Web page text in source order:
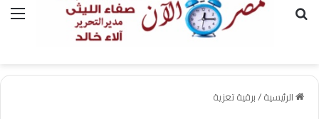
بحث عن
الرئيسية/برقية تعزية